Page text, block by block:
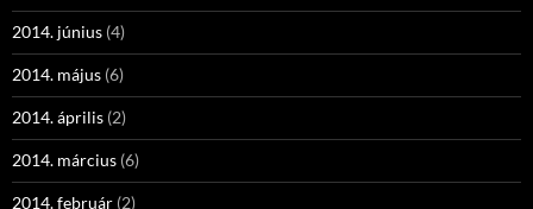
2014. június (4)
2014. május (6)
2014. április (2)
2014. március (6)
2014. február (2)